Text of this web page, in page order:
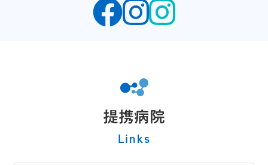
提携病院
Links